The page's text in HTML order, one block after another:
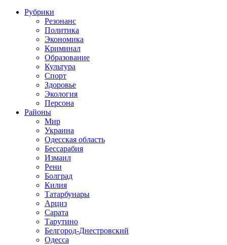
Рубрики
Резонанс
Политика
Экономика
Криминал
Образование
Культура
Спорт
Здоровье
Экология
Персона
Районы
Мир
Украина
Одесская область
Бессарабия
Измаил
Рени
Болград
Килия
Татарбунары
Арциз
Сарата
Тарутино
Белгород-Днестровский
Одесса